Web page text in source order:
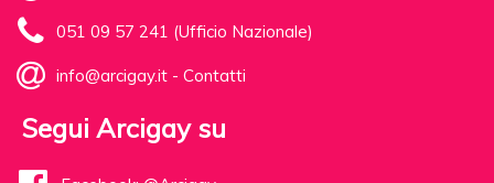
051 09 57 241 (Ufficio Nazionale)
info@arcigay.it - Contatti
Segui Arcigay su